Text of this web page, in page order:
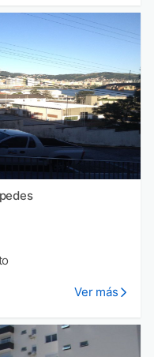
Ver más